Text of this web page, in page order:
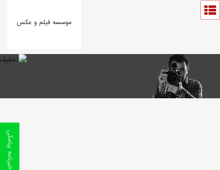
موسسه فیلم و عکس
خبرنامه پیامکی